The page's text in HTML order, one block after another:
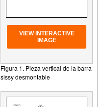
VIEW INTERACTIVE
IMAGE
Figura 1. Pieza vertical de la barra
sissy desmontable